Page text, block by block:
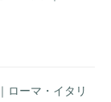
ローマ・イタリ